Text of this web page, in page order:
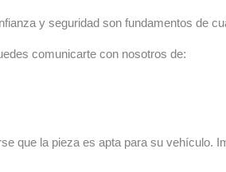
y seguridad son fundamentos de
comunicarte con nosotros de:
que la pieza es apta para su vehículo.